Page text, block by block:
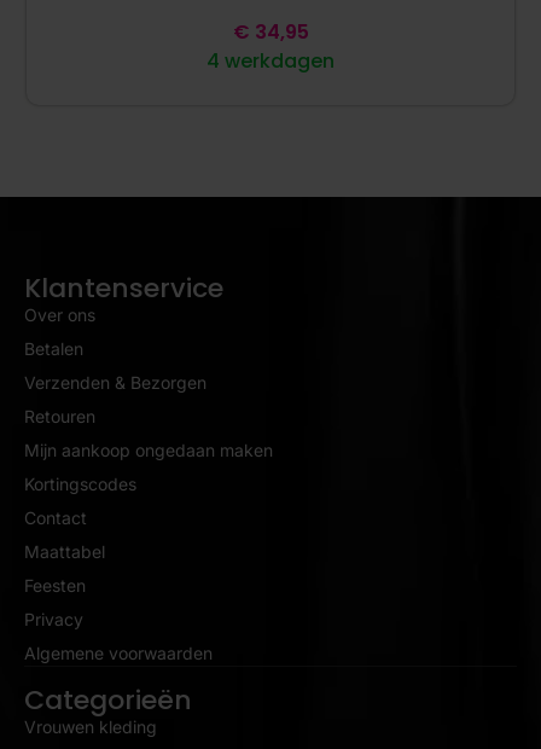
4 werkdagen
€ 34,95
Klantenservice
Over ons
Betalen
Verzenden & Bezorgen
Retouren
Mijn aankoop ongedaan maken
Kortingscodes
Contact
Maattabel
Feesten
Privacy
Algemene voorwaarden
Categorieën
Vrouwen kleding